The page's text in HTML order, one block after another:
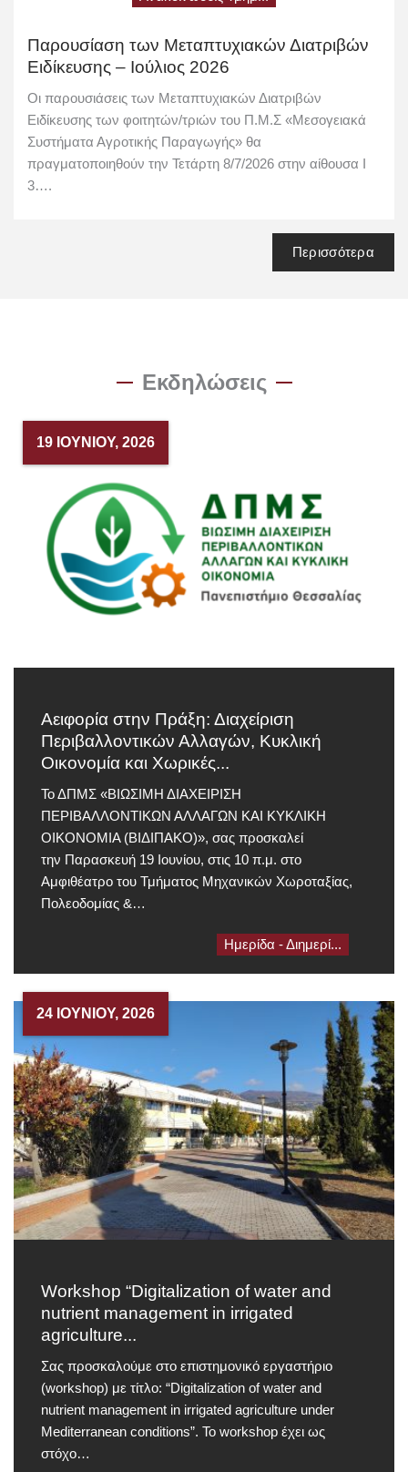
Παρουσίαση των Μεταπτυχιακών Διατριβών
Ειδίκευσης – Ιούλιος 2026
Οι παρουσιάσεις των Μεταπτυχιακών Διατριβών
Ειδίκευσης των φοιτητών/τριών του Π.Μ.Σ «Μεσογειακά
Συστήματα Αγροτικής Παραγωγής» θα
πραγματοποιηθούν την Τετάρτη 8/7/2026 στην αίθουσα Ι
3….
Περισσότερα
Εκδηλώσεις
19 ΙΟΥΝΊΟΥ, 2026
Αειφορία στην Πράξη: Διαχείριση
Περιβαλλοντικών Αλλαγών, Κυκλική
Οικονομία και Χωρικές...
Το ΔΠΜΣ «ΒΙΩΣΙΜΗ ΔΙΑΧΕΙΡΙΣΗ
ΠΕΡΙΒΑΛΛΟΝΤΙΚΩΝ ΑΛΛΑΓΩΝ ΚΑΙ ΚΥΚΛΙΚΗ
ΟΙΚΟΝΟΜΙΑ (ΒΙΔΙΠΑΚΟ)», σας προσκαλεί
την Παρασκευή 19 Ιουνίου, στις 10 π.μ. στο
Αμφιθέατρο του Τμήματος Μηχανικών Χωροταξίας,
Πολεοδομίας &…
Ημερίδα - Διημερί...
24 ΙΟΥΝΊΟΥ, 2026
Workshop “Digitalization of water and
nutrient management in irrigated
agriculture...
Σας προσκαλούμε στο επιστημονικό εργαστήριο
(workshop) με τίτλο: “Digitalization of water and
nutrient management in irrigated agriculture under
Mediterranean conditions”. Το workshop έχει ως
στόχο…